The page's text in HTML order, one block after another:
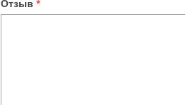
Отзыв *